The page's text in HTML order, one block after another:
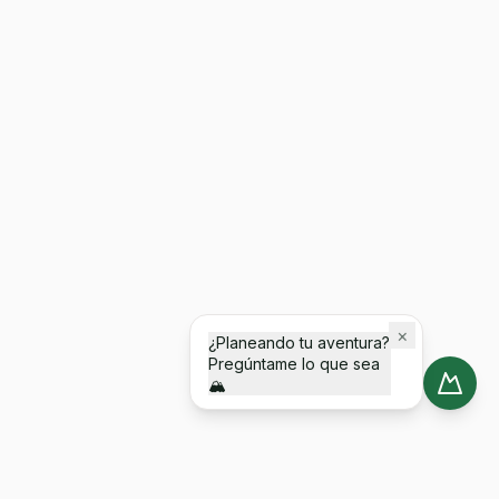
×
¿Planeando tu aventura?
Pregúntame lo que sea
🏔️